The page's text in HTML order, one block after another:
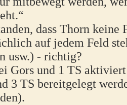
dass Thorn keine
auf jedem Feld
usw.) - richtig?
Gors und 1 TS
3 TS bereitgelegt